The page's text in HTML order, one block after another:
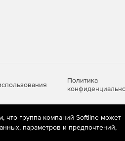
Политика
(информационные технологии
находящихся на
что группа компаний Softline может
параметров и предпочтений,